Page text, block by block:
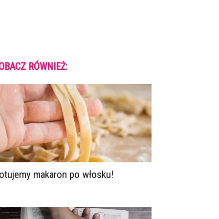
RÓWNIEŻ:
makaron po włosku!